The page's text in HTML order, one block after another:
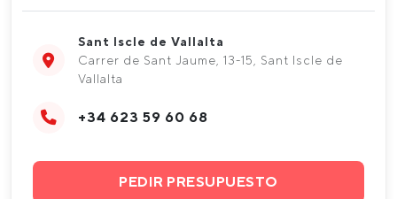
Sant Iscle de Vallalta
Carrer de Sant Jaume, 13-15, Sant Iscle de
Vallalta
+34 623 59 60 68
PEDIR PRESUPUESTO